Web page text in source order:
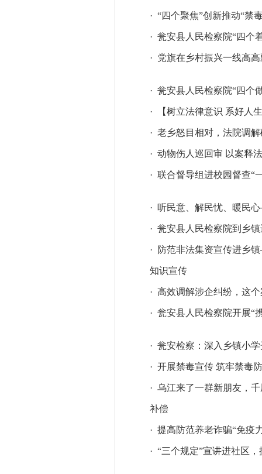
· “四个聚焦”创新推动“禁
· 瓮安县人民检察院“四个
· 党旗在乡村振兴一线高
· 瓮安县人民检察院“四个
· 【树立法律意识 系好人
· 老乡怒目相对，法院调
· 动物伤人巡回审 以案释
· 联合督导组进校园督查“
· 听民意、解民忧、暖民
· 瓮安县人民检察院到乡
· 防范非法集资宣传进乡
知识宣传
· 高效调解涉企纠纷，这
· 瓮安县人民检察院开展“
· 瓮安检察：深入乡镇小
· 开展禁毒宣传 筑牢禁毒
· 乌江来了一群新朋友，
补偿
· 提高防范养老诈骗“免疫
· “三个规定”宣讲进社区